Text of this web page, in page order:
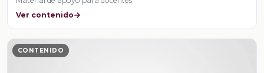
Ver contenido
CONTENIDO